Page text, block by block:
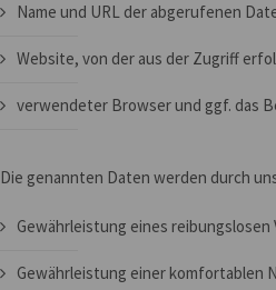
Name und URL der abgerufenen
Website, von der aus der Zugriff
verwendeter Browser und ggf. das
Die genannten Daten werden durch
Gewährleistung eines
Gewährleistung einer komfortablen